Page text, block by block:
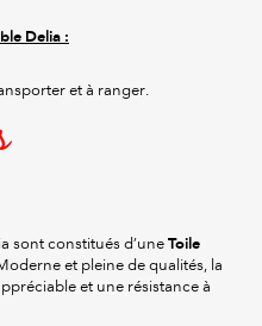
Delia :
et à ranger.
sont constitués d’une Toile
et pleine de qualités, la
et une résistance à